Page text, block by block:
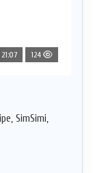
124
SimSimi,